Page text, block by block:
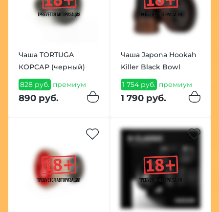
Чаша TORTUGA
КОРСАР (черный)
828 руб. премиум
890 руб.
Чаша Japona Hookah
Killer Black Bowl
1 754 руб. премиум
1 790 руб.